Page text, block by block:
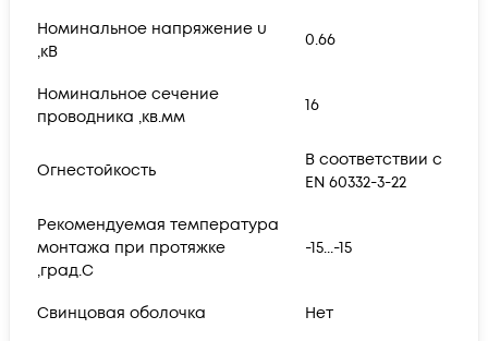
Номинальное напряжение u
,кВ
0.66
Номинальное сечение
проводника ,кв.мм
16
Огнестойкость
В соответствии с
EN 60332-3-22
Рекомендуемая температура
монтажа при протяжке
,град.C
-15...-15
Свинцовая оболочка Нет